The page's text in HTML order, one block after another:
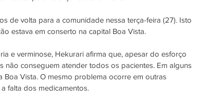
de volta para a comunidade nessa terça-feira (27). Isto
estava em conserto na capital Boa Vista.
e verminose, Hekurari afirma que, apesar do esforço
não conseguem atender todos os pacientes. Em alguns
Boa Vista. O mesmo problema ocorre em outras
falta dos medicamentos.